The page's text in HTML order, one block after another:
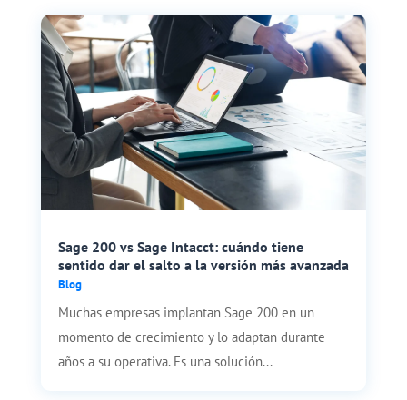
Sage 200 vs Sage Intacct: cuándo tiene
sentido dar el salto a la versión más avanzada
Blog
Muchas empresas implantan Sage 200 en un
momento de crecimiento y lo adaptan durante
años a su operativa. Es una solución...